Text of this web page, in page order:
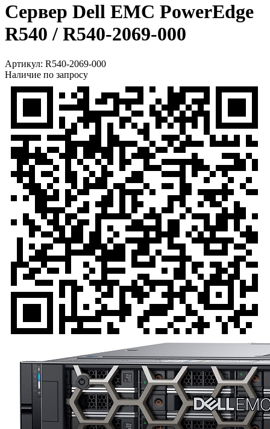
Сервер Dell EMC PowerEdge
R540 / R540-2069-000
Артикул: R540-2069-000
Наличие по запросу